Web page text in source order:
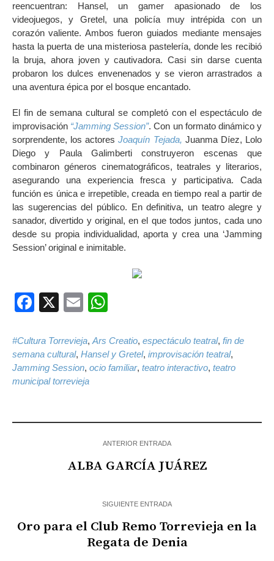
reencuentran: Hansel, un gamer apasionado de los
videojuegos, y Gretel, una policía muy intrépida con un
corazón valiente. Ambos fueron guiados mediante mensajes
hasta la puerta de una misteriosa pastelería, donde les recibió
la bruja, ahora joven y cautivadora. Casi sin darse cuenta
probaron los dulces envenenados y se vieron arrastrados a
una aventura épica por el bosque encantado.
El fin de semana cultural se completó con el espectáculo de
improvisación “Jamming Session”. Con un formato dinámico y
sorprendente, los actoresJoaquín Tejada, Juanma Díez, Lolo
Diego y Paula Galimberti construyeron escenas que
combinaron géneros cinematográficos, teatrales y literarios,
asegurando una experiencia fresca y participativa. Cada
función es única e irrepetible, creada en tiempo real a partir de
las sugerencias del público. En definitiva, un teatro alegre y
sanador, divertido y original, en el que todos juntos, cada uno
desde su propia individualidad, aporta y crea una ‘Jamming
Session’ original e inimitable.
Facebook
X Email
#Cultura Torrevieja, Ars Creatio, espectáculo teatral, fin de
semana cultural, Hansel y Gretel, improvisación teatral,
Jamming Session, ocio familiar, teatro interactivo, teatro
municipal torrevieja
ANTERIOR ENTRADA
ALBA GARCÍA JUÁREZ
SIGUIENTE ENTRADA
Oro para el Club Remo Torrevieja en la
Regata de Denia